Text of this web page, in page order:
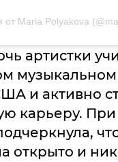
от Maria Polyakova
артистки
и активно
карьеру. При
открыто и